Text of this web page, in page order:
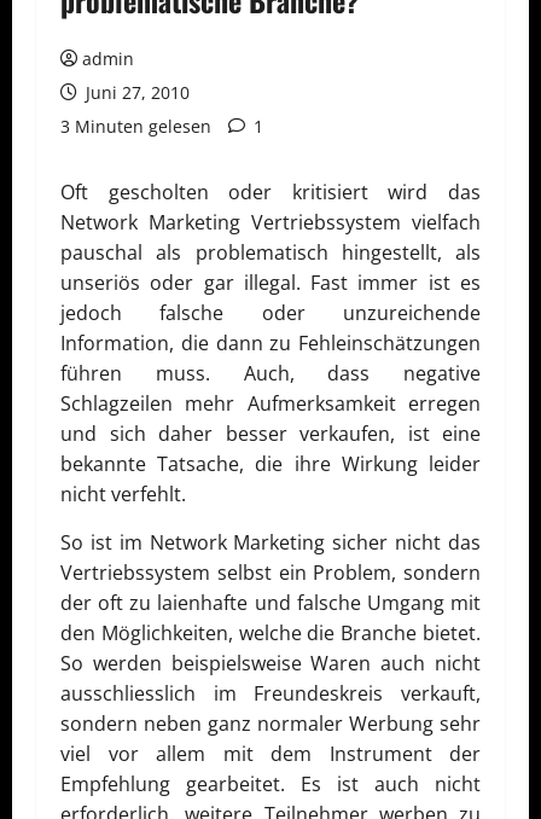
admin
Juni 27, 2010
3 Minuten gelesen
1
Oft gescholten oder kritisiert wird das
Network Marketing Vertriebssystem vielfach
pauschal als problematisch hingestellt, als
unseriös oder gar illegal. Fast immer ist es
jedoch falsche oder unzureichende
Information, die dann zu Fehleinschätzungen
führen muss. Auch, dass negative
Schlagzeilen mehr Aufmerksamkeit erregen
und sich daher besser verkaufen, ist eine
bekannte Tatsache, die ihre Wirkung leider
nicht verfehlt.
So ist im Network Marketing sicher nicht das
Vertriebssystem selbst ein Problem, sondern
der oft zu laienhafte und falsche Umgang mit
den Möglichkeiten, welche die Branche bietet.
So werden beispielsweise Waren auch nicht
ausschliesslich im Freundeskreis verkauft,
sondern neben ganz normaler Werbung sehr
viel vor allem mit dem Instrument der
Empfehlung gearbeitet. Es ist auch nicht